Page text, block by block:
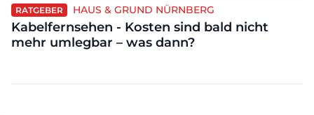
RATGEBER HAUS & GRUND NÜRNBERG
Kabelfernsehen - Kosten sind bald nicht
mehr umlegbar – was dann?